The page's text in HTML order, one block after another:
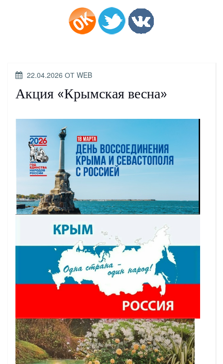
ОПУБЛИКОВАНО
22.04.2026 ОТ WEB
Акция «Крымская весна»